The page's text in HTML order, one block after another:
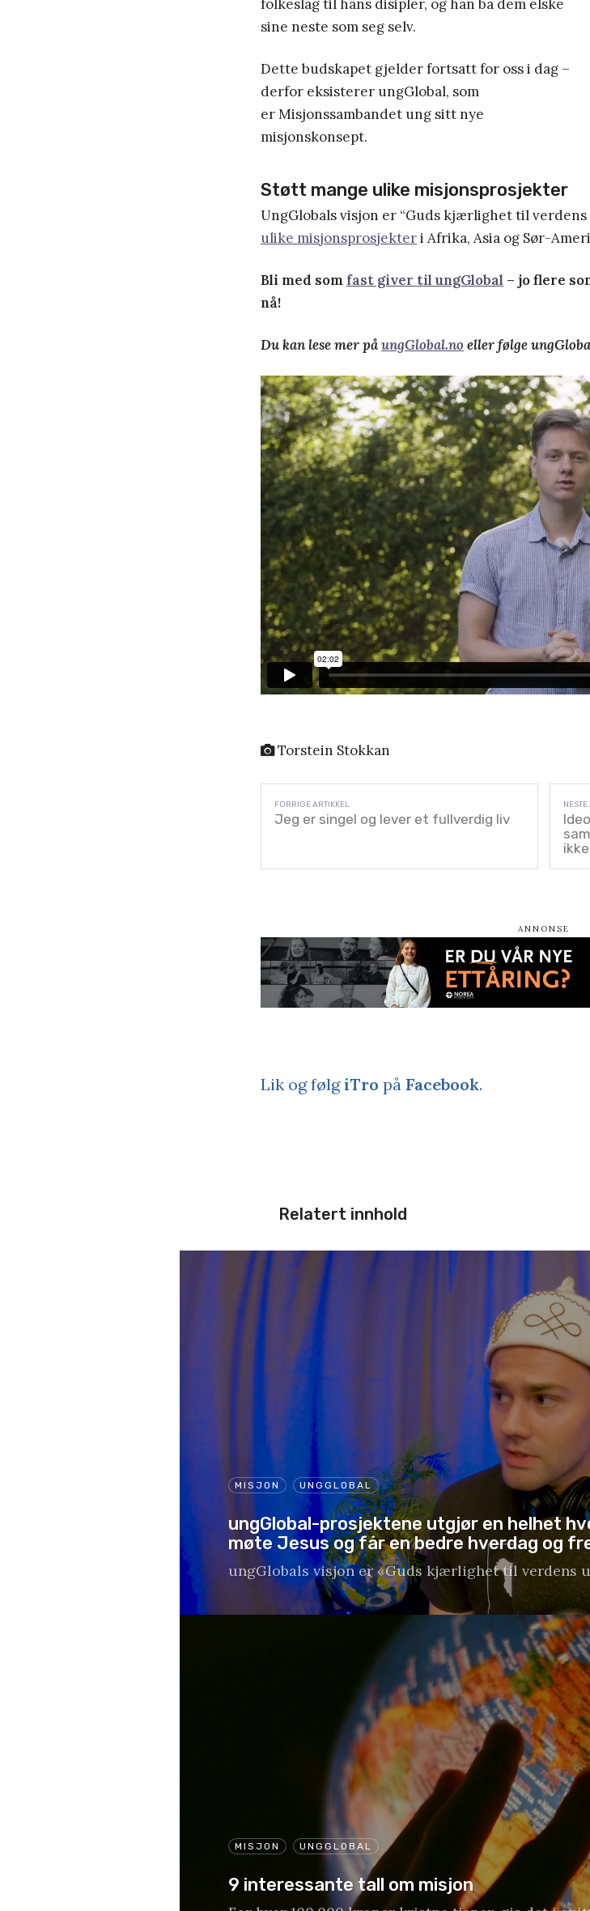
folkeslag til hans disipler, og han ba dem elske
sine neste som seg selv.
Dette budskapet gjelder fortsatt for oss i dag –
derfor eksisterer ungGlobal, som
er Misjonssambandet ung sitt nye
misjonskonsept.
Støtt mange ulike misjonsprosjekter
UngGlobals visjon er “Guds kjærlighet til
ulike misjonsprosjekteri Afrika, Asia og Sør-
Bli med som fast giver til ungGlobal – jo flere
nå!
Du kan lese mer påungGlobal.no eller følge
Torstein Stokkan
Jeg er singel og lever et fullverdig liv
Lik og følgiTro på Facebook.
Relatert innhold
MISJON UNGGLOBAL
ungGlobal-prosjektene utgjør en helhet
møte Jesus og får en bedre hverdag og
ungGlobals visjon er «Guds kjærlighet til verdens
MISJON UNGGLOBAL
9 interessante tall om misjon